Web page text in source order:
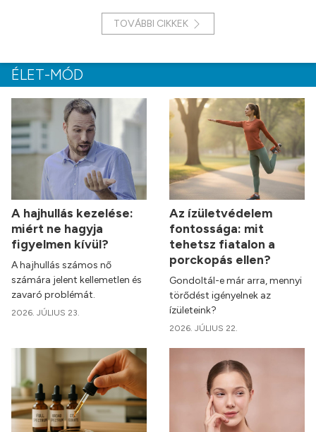
TOVÁBBI CIKKEK
ÉLET-MÓD
A hajhullás kezelése:
miért ne hagyja
figyelmen kívül?
A hajhullás számos nő
számára jelent kellemetlen és
zavaró problémát.
2026. JÚLIUS 23.
Az ízületvédelem
fontossága: mit
tehetsz fiatalon a
porckopás ellen?
Gondoltál-e már arra, mennyi
törődést igényelnek az
ízületeink?
2026. JÚLIUS 22.